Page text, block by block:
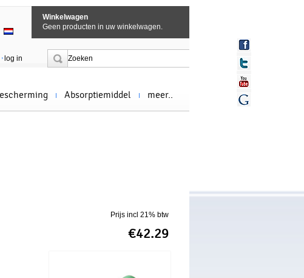
Winkelwagen
Geen producten in uw winkelwagen.
log in
Absorptiemiddel meer..
Prijs incl 21% btw
€42.29